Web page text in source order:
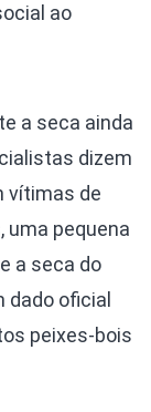
ao
a seca ainda
dizem
vítimas de
uma pequena
a seca do
dado oficial
peixes-bois